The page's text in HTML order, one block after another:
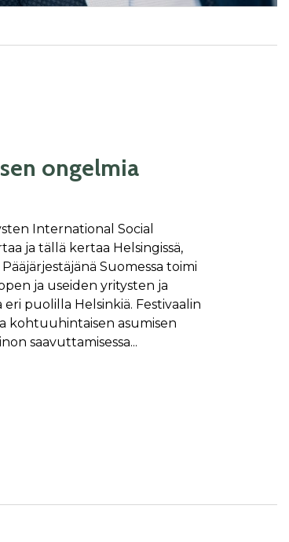
ongelmia
International Social
ja tällä kertaa Helsingissä,
Suomessa toimi
ja useiden yritysten ja
puolilla Helsinkiä. Festivaalin
kohtuuhintaisen asumisen
saavuttamisessa...